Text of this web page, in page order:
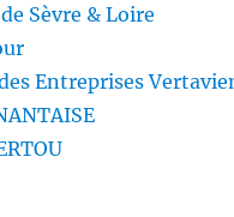
Sèvre & Loire
Entreprises